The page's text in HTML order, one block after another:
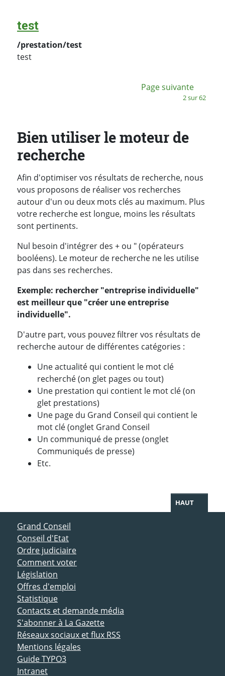
test
/prestation/test
test
Page suivante
2 sur 62
Bien utiliser le moteur de
recherche
Afin d'optimiser vos résultats de recherche, nous
vous proposons de réaliser vos recherches
autour d'un ou deux mots clés au maximum. Plus
votre recherche est longue, moins les résultats
sont pertinents.
Nul besoin d'intégrer des + ou " (opérateurs
booléens). Le moteur de recherche ne les utilise
pas dans ses recherches.
Exemple: rechercher "entreprise individuelle"
est meilleur que "créer une entreprise
individuelle".
D'autre part, vous pouvez filtrer vos résultats de
recherche autour de différentes catégories :
Une actualité qui contient le mot clé
recherché (on glet pages ou tout)
Une prestation qui contient le mot clé (on
glet prestations)
Une page du Grand Conseil qui contient le
mot clé (onglet Grand Conseil
Un communiqué de presse (onglet
Communiqués de presse)
Etc.
HAUT
ACCÈS DIRECT
Grand Conseil
Conseil d'Etat
Ordre judiciaire
Comment voter
Législation
Offres d'emploi
Statistique
Contacts et demande média
S'abonner à La Gazette
Réseaux sociaux et flux RSS
Mentions légales
Guide TYPO3
Intranet